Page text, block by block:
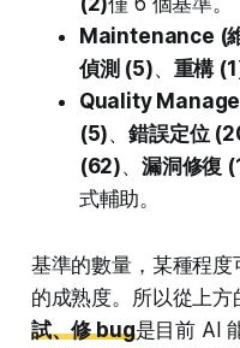
Maintenance (
偵測 (5)、 重構
Quality
(5)、錯誤定位
(62)、 漏洞修復
式輔助。
基準的數量，某種程
的成熟度。所以從上方
試、修 bug是目前 AI